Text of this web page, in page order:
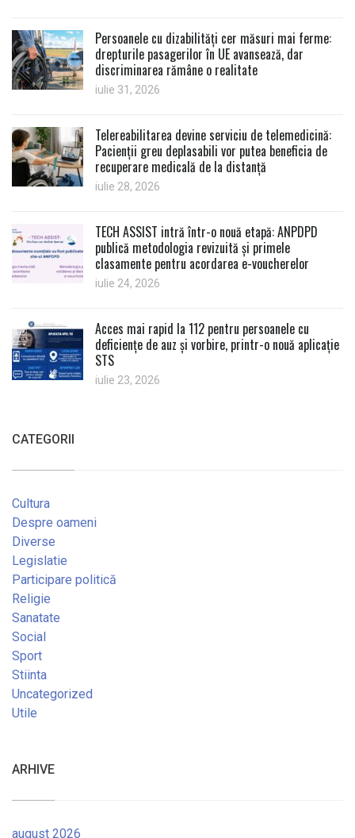
Persoanele cu dizabilități cer măsuri mai ferme:
drepturile pasagerilor în UE avansează, dar
discriminarea rămâne o realitate
iulie 31, 2026
Telereabilitarea devine serviciu de telemedicină:
Pacienții greu deplasabili vor putea beneficia de
recuperare medicală de la distanță
iulie 28, 2026
TECH ASSIST intră într-o nouă etapă: ANPDPD
publică metodologia revizuită și primele
clasamente pentru acordarea e-voucherelor
iulie 24, 2026
Acces mai rapid la 112 pentru persoanele cu
deficiențe de auz și vorbire, printr-o nouă aplicație
STS
iulie 23, 2026
CATEGORII
Cultura
Despre oameni
Diverse
Legislatie
Participare politică
Religie
Sanatate
Social
Sport
Stiinta
Uncategorized
Utile
ARHIVE
august 2026